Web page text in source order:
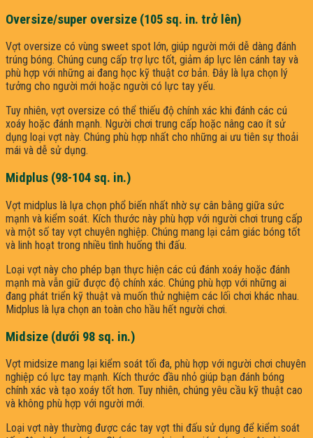
Oversize/super oversize (105 sq. in. trở lên)
Vợt oversize có vùng sweet spot lớn, giúp người mới dễ dàng đánh
trúng bóng. Chúng cung cấp trợ lực tốt, giảm áp lực lên cánh tay và
phù hợp với những ai đang học kỹ thuật cơ bản. Đây là lựa chọn lý
tưởng cho người mới hoặc người có lực tay yếu.
Tuy nhiên, vợt oversize có thể thiếu độ chính xác khi đánh các cú
xoáy hoặc đánh mạnh. Người chơi trung cấp hoặc nâng cao ít sử
dụng loại vợt này. Chúng phù hợp nhất cho những ai ưu tiên sự thoải
mái và dễ sử dụng.
Midplus (98-104 sq. in.)
Vợt midplus là lựa chọn phổ biến nhất nhờ sự cân bằng giữa sức
mạnh và kiểm soát. Kích thước này phù hợp với người chơi trung cấp
và một số tay vợt chuyên nghiệp. Chúng mang lại cảm giác bóng tốt
và linh hoạt trong nhiều tình huống thi đấu.
Loại vợt này cho phép bạn thực hiện các cú đánh xoáy hoặc đánh
mạnh mà vẫn giữ được độ chính xác. Chúng phù hợp với những ai
đang phát triển kỹ thuật và muốn thử nghiệm các lối chơi khác nhau.
Midplus là lựa chọn an toàn cho hầu hết người chơi.
Midsize (dưới 98 sq. in.)
Vợt midsize mang lại kiểm soát tối đa, phù hợp với người chơi chuyên
nghiệp có lực tay mạnh. Kích thước đầu nhỏ giúp bạn đánh bóng
chính xác và tạo xoáy tốt hơn. Tuy nhiên, chúng yêu cầu kỹ thuật cao
và không phù hợp với người mới.
Loại vợt này thường được các tay vợt thi đấu sử dụng để kiểm soát